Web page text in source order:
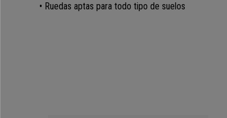
• Ruedas aptas para todo tipo de suelos